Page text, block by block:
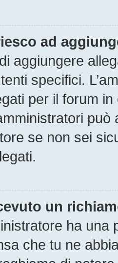
ad
aggiungere
specifici.
per il forum
può
se non sei
un
ha una
che tu ne